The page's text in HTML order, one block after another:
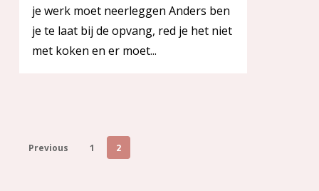
je werk moet neerleggen Anders ben
je te laat bij de opvang, red je het niet
met koken en er moet...
Previous 1 2